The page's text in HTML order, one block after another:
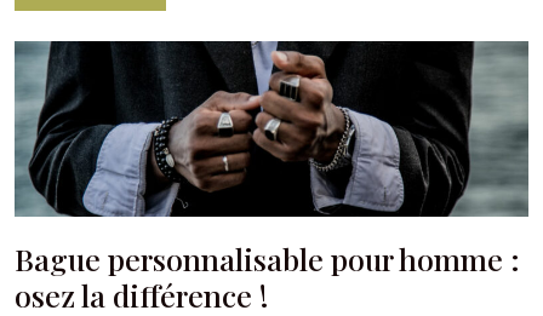
Bague personnalisable pour homme :
osez la différence !